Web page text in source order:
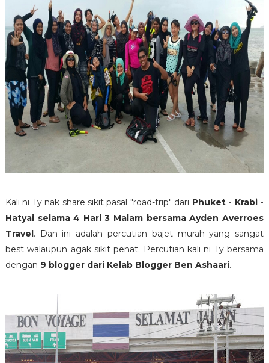
Kali ni Ty nak share sikit pasal "road-trip" dari Phuket - Krabi -
Hatyai selama 4 Hari 3 Malam bersama Ayden Averroes
Travel. Dan ini adalah percutian bajet murah yang sangat
best walaupun agak sikit penat. Percutian kali ni Ty bersama
dengan 9 blogger dari Kelab Blogger Ben Ashaari.